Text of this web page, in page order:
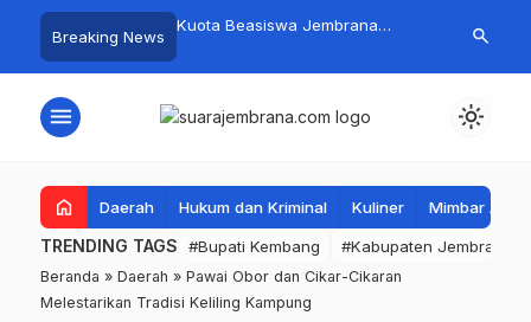
Breaking News
Kembang Beri
Warga Sri
Kuota Beasiswa Jembrana
Siapkan Upaya Penambahan di
Fantastis!
Jembrana
search
menu light_mode
home Daerah Hukum dan Kriminal Kuliner Mimbar
TRENDING TAGS #Bupati Kembang #Kabupaten Jembrana
Beranda » Daerah » Pawai Obor dan Cikar-Cikaran
Melestarikan Tradisi Keliling Kampung